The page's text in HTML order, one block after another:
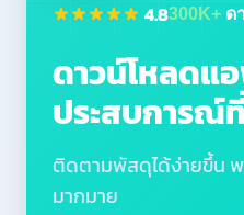
4.8300K+ ด
ดาวน์โหลดแ
ประสบการณ์
ติดตามพัสดุได้ง่ายขึ้น
มากมาย